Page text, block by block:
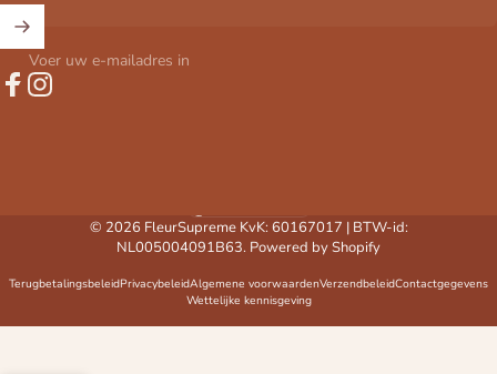
Voer uw e-mailadres in
© 2026 FleurSupreme KvK: 60167017 | BTW-id:
NL005004091B63. Powered by Shopify
TerugbetalingsbeleidPrivacybeleidAlgemene voorwaardenVerzendbeleidContactgegevens
Wettelijke kennisgeving
Land/regio